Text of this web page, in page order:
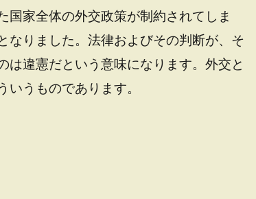
国家全体の外交政策が制約されてしま
なりました。法律およびその判断が、そ
は違憲だという意味になります。外交と
うものであります。